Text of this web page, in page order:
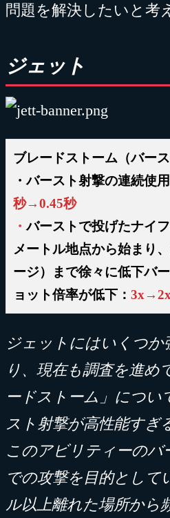
問題を解決したいと考
ジェット
ブレードストーム（バース
・バースト射撃の連続使
秒→0.45秒
・バーストで投げたナイ
メートル地点から始まり
ージ）まで徐々に低下バ
ョット倍率が低下： 3x→2x
ジェットにはいくつか
り、現在も調査を進め
ードストーム」につい
スト射撃が高性能すぎ
このアビリティーのバ
での攻撃を目的として
ル以上離れた場所から